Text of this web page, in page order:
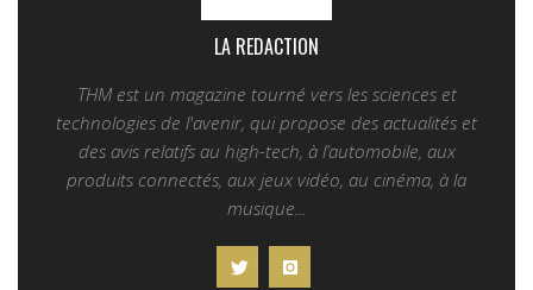
LA REDACTION
THM est un magazine tourné vers les sciences et
technologies de l'avenir, qui propose des actualités et
des avis relatifs au high-tech, à l’automobile, aux
produits connectés, aux jeux vidéo, au cinéma, à la
musique...